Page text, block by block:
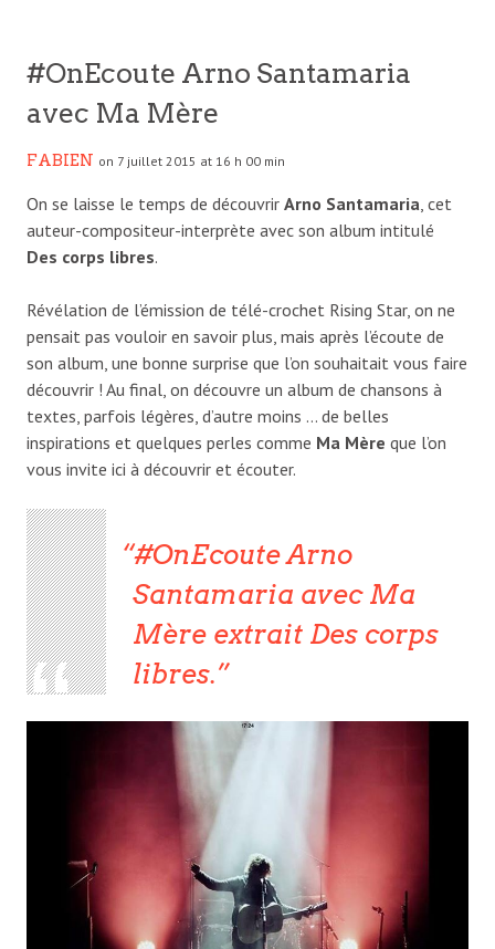
#OnEcoute Arno Santamaria
avec Ma Mère
FABIEN on 7 juillet 2015 at 16 h 00 min
On se laisse le temps de découvrir Arno Santamaria, cet
auteur-compositeur-interprète avec son album intitulé
Des corps libres.
Révélation de l’émission de télé-crochet Rising Star, on ne
pensait pas vouloir en savoir plus, mais après l’écoute de
son album, une bonne surprise que l’on souhaitait vous faire
découvrir ! Au final, on découvre un album de chansons à
textes, parfois légères, d’autre moins … de belles
inspirations et quelques perles comme Ma Mère que l’on
vous invite ici à découvrir et écouter.
#OnEcoute Arno
Santamaria avec Ma
Mère extrait Des corps
libres.